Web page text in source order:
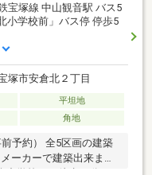
宝塚線 中山観音駅 バス5
小学校前」バス停 停歩5
塚市安倉北２丁目
平坦地
角地
予約） 全5区画の建築
ーカーで建築出来ま